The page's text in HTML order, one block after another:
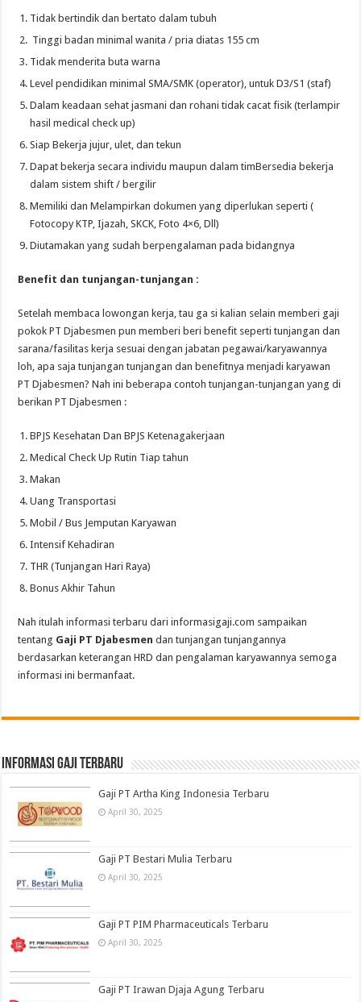
Tidak bertindik dan bertato dalam tubuh
Tinggi badan minimal wanita / pria diatas 155 cm
Tidak menderita buta warna
Level pendidikan minimal SMA/SMK (operator), untuk D3/S1 (staf)
Dalam keadaan sehat jasmani dan rohani tidak cacat fisik (terlampir
hasil medical check up)
Siap Bekerja jujur, ulet, dan tekun
Dapat bekerja secara individu maupun dalam timBersedia bekerja
dalam sistem shift / bergilir
Memiliki dan Melampirkan dokumen yang diperlukan seperti (
Fotocopy KTP, Ijazah, SKCK, Foto 4×6, Dll)
Diutamakan yang sudah berpengalaman pada bidangnya
Benefit dan tunjangan-tunjangan :
Setelah membaca lowongan kerja, tau ga si kalian selain memberi gaji
pokok PT Djabesmen pun memberi beri benefit seperti tunjangan dan
sarana/fasilitas kerja sesuai dengan jabatan pegawai/karyawannya
loh, apa saja tunjangan tunjangan dan benefitnya menjadi karyawan
PT Djabesmen? Nah ini beberapa contoh tunjangan-tunjangan yang di
berikan PT Djabesmen :
BPJS Kesehatan Dan BPJS Ketenagakerjaan
Medical Check Up Rutin Tiap tahun
Makan
Uang Transportasi
Mobil / Bus Jemputan Karyawan
Intensif Kehadiran
THR (Tunjangan Hari Raya)
Bonus Akhir Tahun
Nah itulah informasi terbaru dari informasigaji.com sampaikan
tentang Gaji PT Djabesmen dan tunjangan tunjangannya
berdasarkan keterangan HRD dan pengalaman karyawannya semoga
informasi ini bermanfaat.
informasi gaji terbaru
Gaji PT Artha King Indonesia Terbaru
April 30, 2025
Gaji PT Bestari Mulia Terbaru
April 30, 2025
Gaji PT PIM Pharmaceuticals Terbaru
April 30, 2025
Gaji PT Irawan Djaja Agung Terbaru